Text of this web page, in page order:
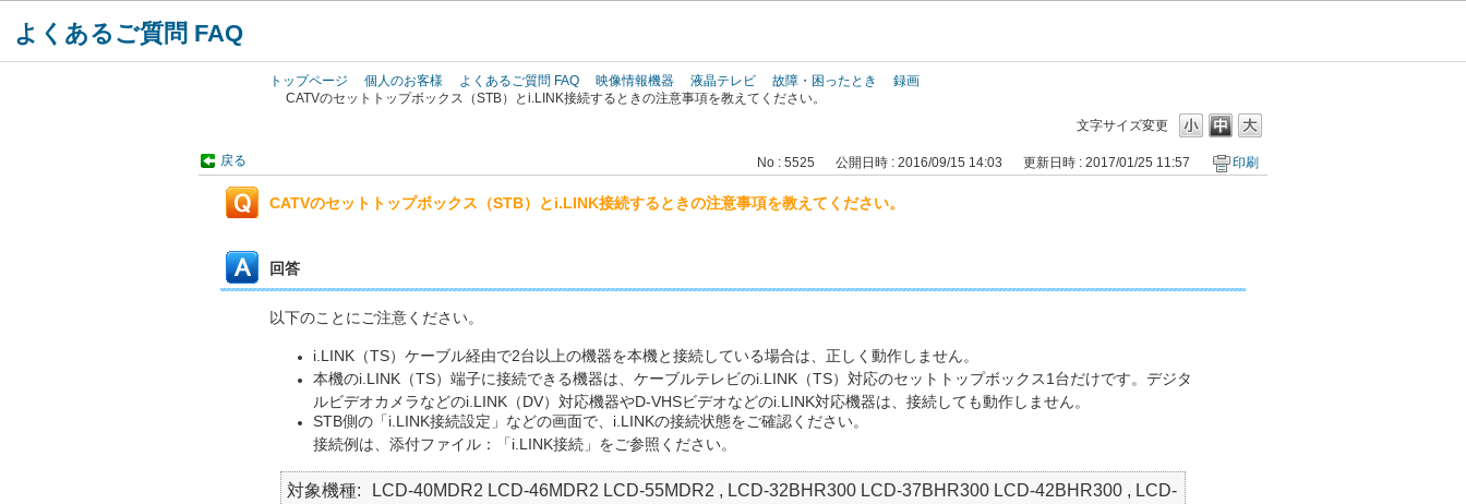
よくあるご質問 FAQ
トップページ 個人のお客様 よくあるご質問 FAQ 映像情報機器 液晶テレビ 故障・困ったとき
録画
CATVのセットトップボックス（STB）とi.LINK接続するときの注意事項を教えてください。
文字サイズ変更
戻る No : 5525 公開日時 : 2016/09/15 14:03 更新日時 : 2017/01/25 11:57 印刷
CATVのセットトップボックス（STB）とi.LINK接続するときの注意事項を教えてください。
回答
以下のことにご注意ください。
i.LINK（TS）ケーブル経由で2台以上の機器を本機と接続している場合は、正しく動作しません。
本機のi.LINK（TS）端子に接続できる機器は、ケーブルテレビのi.LINK（TS）対応のセットトップボックス1台だけです。デジタ
ルビデオカメラなどのi.LINK（DV）対応機器やD-VHSビデオなどのi.LINK対応機器は、接続しても動作しません。
STB側の「i.LINK接続設定」などの画面で、i.LINKの接続状態をご確認ください。
接続例は、添付ファイル：「i.LINK接続」をご参照ください。
対象機種
LCD-40MDR2 LCD-46MDR2 LCD-55MDR2 , LCD-32BHR300 LCD-37BHR300 LCD-42BHR300 , LCD-